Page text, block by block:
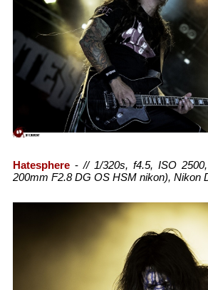
Hatesphere-// 1/320s, f4.5, ISO
200mm F2.8 DG OS HSM nikon), Nikon